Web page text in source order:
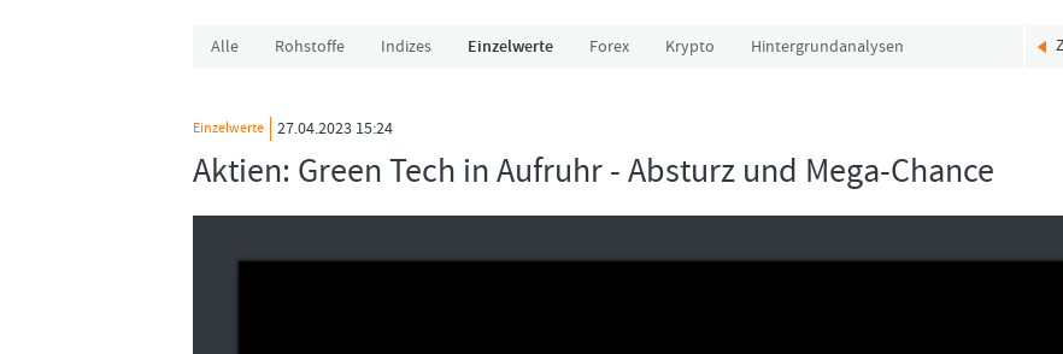
Alle Rohstoffe Indizes Einzelwerte Forex Krypto Hintergrundanalysen
Einzelwerte 27.04.2023 15:24
Aktien: Green Tech in Aufruhr - Absturz und Mega-Chance
Adresse
in
jetzt?